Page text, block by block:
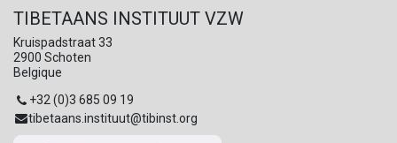
TIBETAANS INSTITUUT VZW
Kruispadstraat 33
2900 Schoten
Belgique
+32 (0)3 685 09 19
tibetaans.instituut@tibinst.org